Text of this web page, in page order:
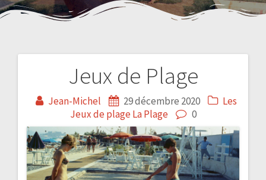
Jeux de Plage
Jean-Michel 29 décembre 2020
Les
Jeux de plage La Plage 0
Navigation
de
l’article